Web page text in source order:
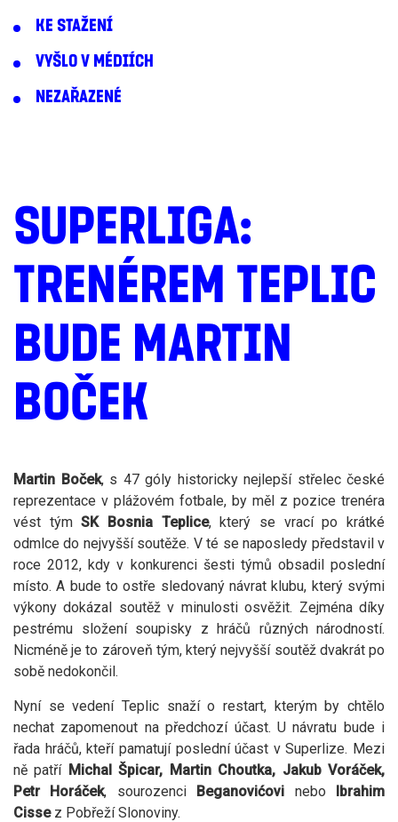
KE STAŽENÍ
VYŠLO V MÉDIÍCH
NEZAŘAZENÉ
SUPERLIGA:
TRENÉREM TEPLIC
BUDE MARTIN
BOČEK
Martin Boček, s 47 góly historicky nejlepší střelec české
reprezentace v plážovém fotbale, by měl z pozice trenéra
vést týmSK Bosnia Teplice, který se vrací po krátké
odmlce do nejvyšší soutěže. V té se naposledy představil v
roce 2012, kdy v konkurenci šesti týmů obsadil poslední
místo. A bude to ostře sledovaný návrat klubu, který svými
výkony dokázal soutěž v minulosti osvěžit. Zejména díky
pestrému složení soupisky z hráčů různých národností.
Nicméně je to zároveň tým, který nejvyšší soutěž dvakrát po
sobě nedokončil.
Nyní se vedení Teplic snaží o restart, kterým by chtělo
nechat zapomenout na předchozí účast. U návratu bude i
řada hráčů, kteří pamatují poslední účast v Superlize. Mezi
ně patří Michal Špicar, Martin Choutka, Jakub Voráček,
Petr Horáček, sourozenci Beganovićovi nebo Ibrahim
Cissez Pobřeží Slonoviny.